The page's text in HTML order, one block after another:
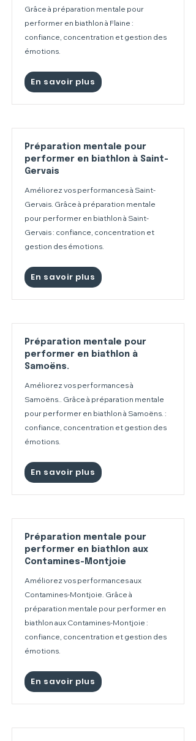
Grâce à préparation mentale pour
performer en biathlon à Flaine :
confiance, concentration et gestion des
émotions.
En savoir plus
Préparation mentale pour
performer en biathlon à Saint-
Gervais
Améliorez vos performances à Saint-
Gervais. Grâce à préparation mentale
pour performer en biathlon à Saint-
Gervais : confiance, concentration et
gestion des émotions.
En savoir plus
Préparation mentale pour
performer en biathlon à
Samoëns.
Améliorez vos performances à
Samoëns.. Grâce à préparation mentale
pour performer en biathlon à Samoëns. :
confiance, concentration et gestion des
émotions.
En savoir plus
Préparation mentale pour
performer en biathlon aux
Contamines-Montjoie
Améliorez vos performances aux
Contamines-Montjoie. Grâce à
préparation mentale pour performer en
biathlon aux Contamines-Montjoie :
confiance, concentration et gestion des
émotions.
En savoir plus